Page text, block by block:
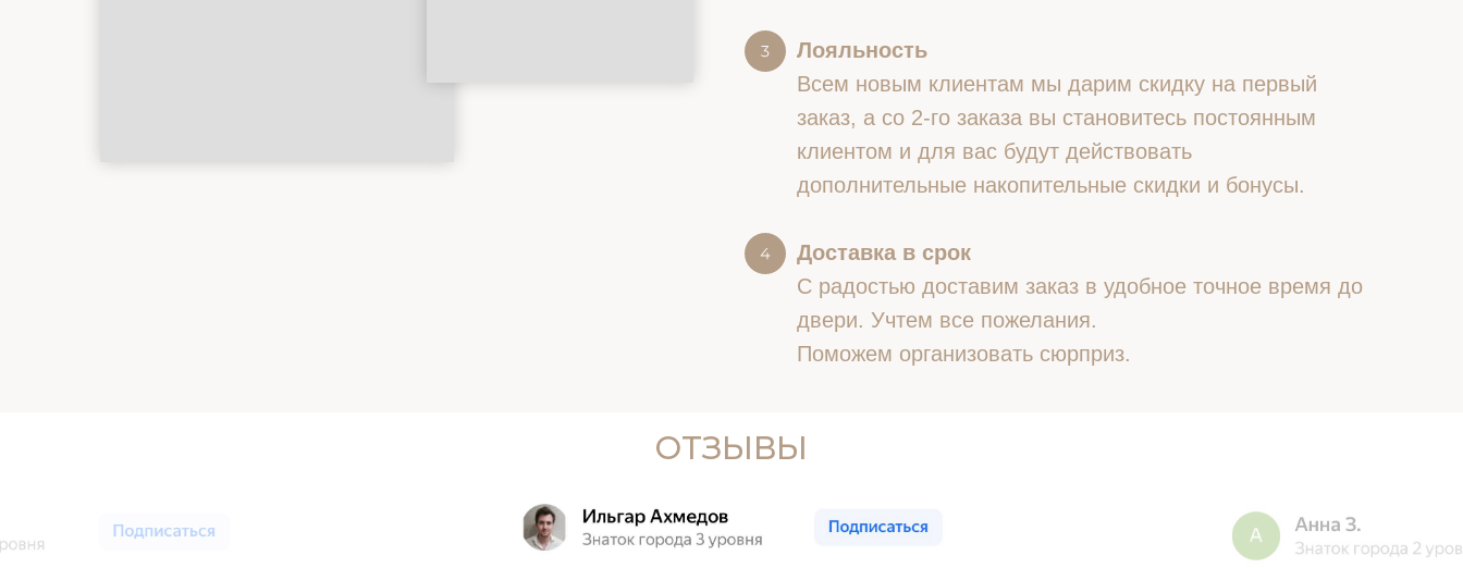
Лояльность
Всем новым клиентам мы дарим скидку на первый
заказ, а со 2-го заказа вы становитесь постоянным
клиентом и для вас будут действовать
дополнительные накопительные скидки и бонусы.
Доставка в срок
С радостью доставим заказ в удобное точное время до
двери. Учтем все пожелания.
Поможем организовать сюрприз.
ОТЗЫВЫ